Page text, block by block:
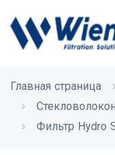
Главная страница
Фильтр Hydro